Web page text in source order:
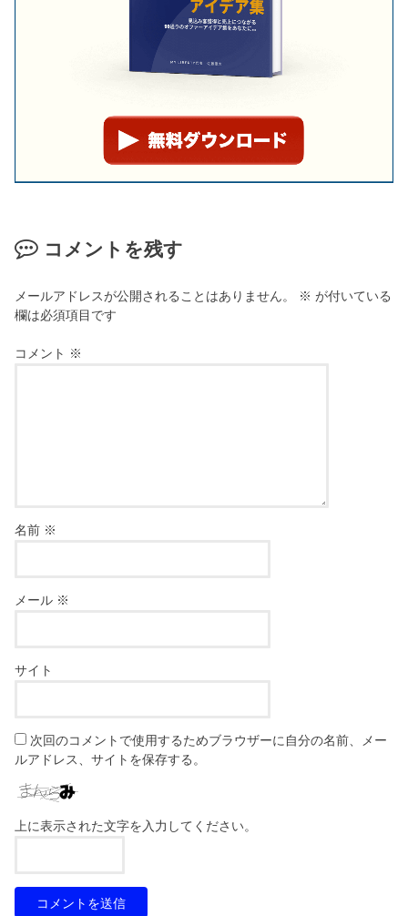
コメントを残す
メールアドレスが公開されることはありません。 ※ が付いている
欄は必須項目です
コメント ※
名前 ※
メール ※
サイト
次回のコメントで使用するためブラウザーに自分の名前、メー
ルアドレス、サイトを保存する。
上に表示された文字を入力してください。